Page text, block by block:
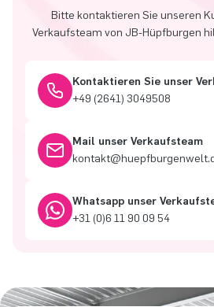
Bitte kontaktieren Sie unseren
Verkaufsteam von JB-Hüpfburgen
Kontaktieren Sie unser
+49 (2641) 3049508
Mail unser Verkaufsteam
Whatsapp unser
+31 (0)6 11 90 09 54